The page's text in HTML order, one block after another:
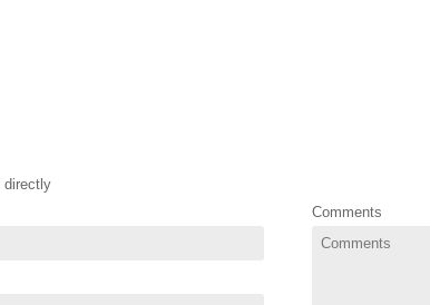
directly
Comments